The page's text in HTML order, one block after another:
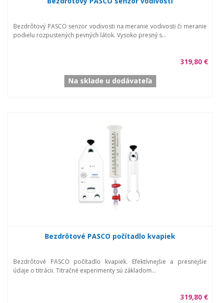
Bezdrôtový PASCO senzor vodivosti na meranie vodivosti či meranie
podielu rozpustených pevných látok. Vysoko presný s...
319,80 €
Na sklade u dodávateľa
Bezdrôtové PASCO počítadlo kvapiek
Bezdrôtové PASCO počítadlo kvapiek. Efektívnejšie a presnejšie
údaje o titrácii. Titračné experimenty sú základom...
319,80 €